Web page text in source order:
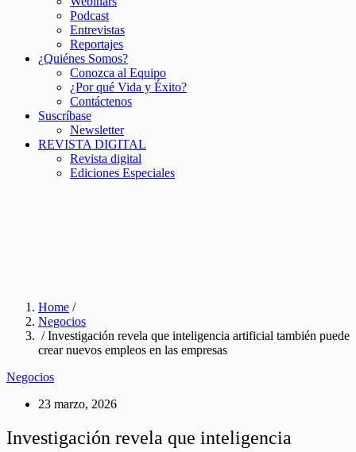
Podcast
Entrevistas
Reportajes
¿Quiénes Somos?
Conozca al Equipo
¿Por qué Vida y Éxito?
Contáctenos
Suscríbase
Newsletter
REVISTA DIGITAL
Revista digital
Ediciones Especiales
Home /
Negocios
/ Investigación revela que inteligencia artificial también puede
crear nuevos empleos en las empresas
Negocios
23 marzo, 2026
Investigación revela que inteligencia